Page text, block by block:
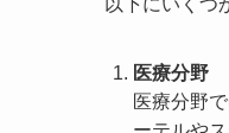
以下にいくつ
医療分野
医療分野